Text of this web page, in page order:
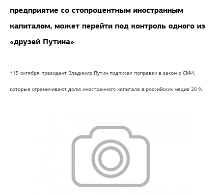
предприятие со стопроцентным иностранным
капиталом, может перейти под контроль одного из
«друзей Путина»
*15 октября президент Владимир Путин подписал поправки в закон о СМИ,
которые ограничивают долю иностранного капитала в российских медиа 20 %.